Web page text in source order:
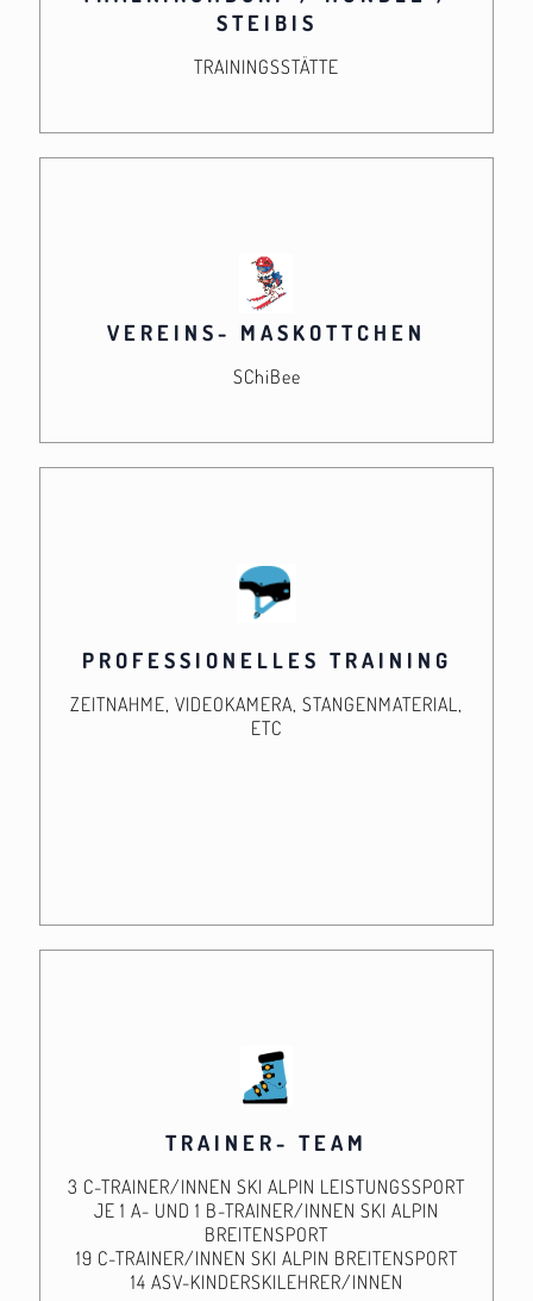
STEIBIS
TRAININGSSTÄTTE
VEREINS- MASKOTTCHEN
SChiBee
PROFESSIONELLES TRAINING
ZEITNAHME, VIDEOKAMERA, STANGENMATERIAL,
ETC
TRAINER- TEAM
3 C-TRAINER/INNEN SKI ALPIN LEISTUNGSSPORT
JE 1 A- UND 1 B-TRAINER/INNEN SKI ALPIN
BREITENSPORT
19 C-TRAINER/INNEN SKI ALPIN BREITENSPORT
14 ASV-KINDERSKILEHRER/INNEN